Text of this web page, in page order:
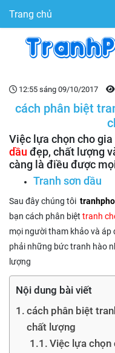
Trang chủ
12:55 sáng 09/10/2017
cách phân biệt
Việc lựa chọn cho
dầu đẹp, chất lượng
càng là điều được
Tranh sơn dầu
Sau đây chúng tôi
bạn cách phân biệt tranh
mọi người tham khảo và áp
phải những bức tranh hào
lượng
Nội dung bài viết
cách phân biệt
chất lượng
Việc lựa